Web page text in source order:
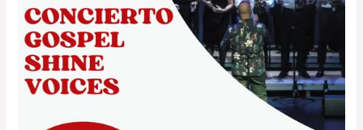
ritmo
góspel
la
Iglesia
de